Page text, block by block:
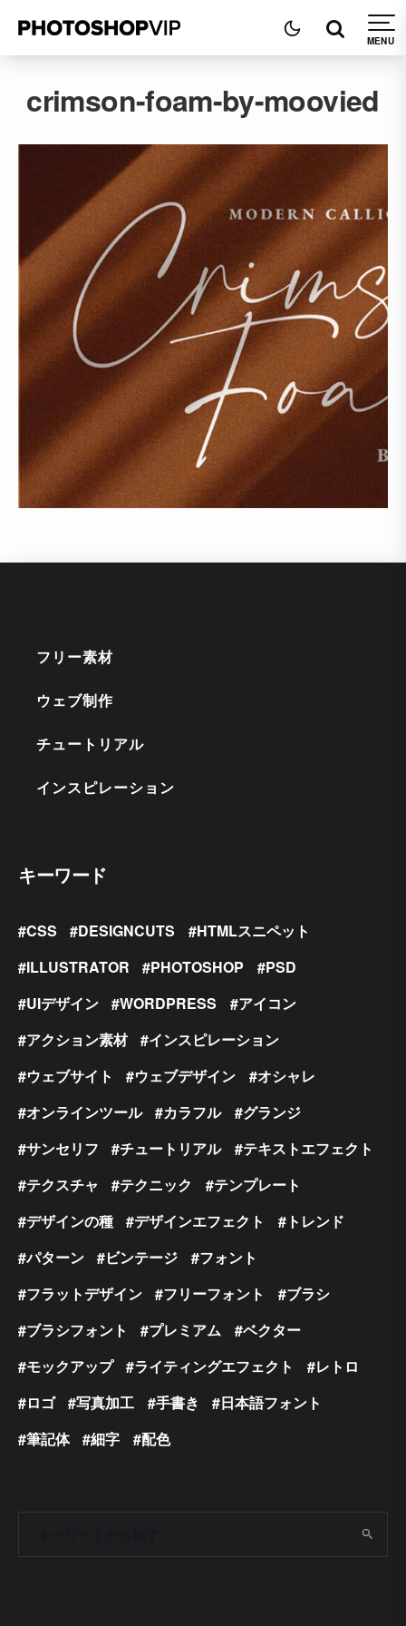
crimson-foam-by-moovied
フリー素材
ウェブ制作
チュートリアル
インスピレーション
キーワード
CSS DESIGNCUTS
HTMLスニペット
ILLUSTRATOR
PHOTOSHOP
PSD
UIデザイン
WORDPRESS
アイコン
アクション素材
インスピレーション
ウェブサイト
ウェブデザイン
オシャレ
オンラインツール
カラフル
グランジ
サンセリフ
チュートリアル
テキストエフェクト
テクスチャ
テクニック
テンプレート
デザインの種
デザインエフェクト
トレンド
パターン
ビンテージ
フォント
フラットデザイン
フリーフォント
ブラシ
ブラシフォント
プレミアム
ベクター
モックアップ
ライティングエフェクト
レトロ
ロゴ
写真加工 手書き
日本語フォント
筆記体
細字 配色